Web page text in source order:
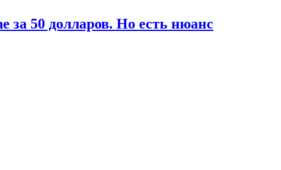
50 долларов. Но есть нюанс